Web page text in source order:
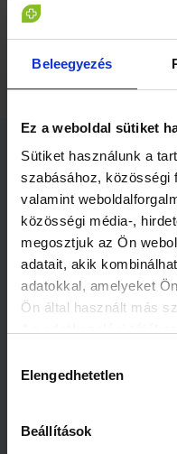
Beleegyezés
Ez a weboldal sütiket
Sütiket használunk a
szabásához, közösségi
valamint
közösségi média-,
megosztjuk az Ön
adatait, akik
adatokkal, amelyeket
Ön által használt más
kiválasztása
Elengedhetetlen
Beállítások
Kapcsolódó